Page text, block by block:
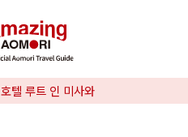
특집
즐길 거리
호텔 루트 인 미사와